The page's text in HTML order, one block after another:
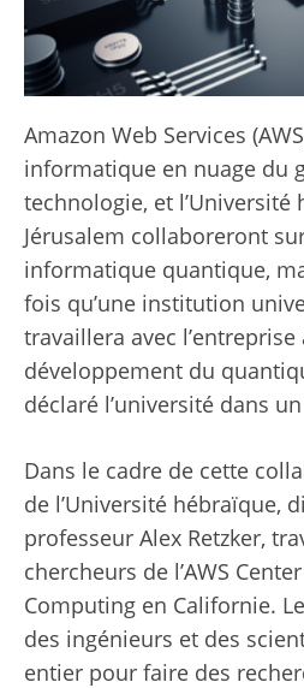
Amazon Web Services
informatique en nuage du
technologie, et l’Université
Jérusalem collaboreront
informatique quantique,
fois qu’une institution
travaillera avec
développement du
déclaré l’université dans
Dans le cadre de cette
de l’Université hébraïque,
professeur Alex Retzker,
chercheurs de l’AWS
Computing en Californie.
des ingénieurs et des
entier pour faire des